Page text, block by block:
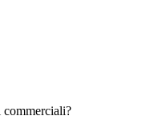
commerciali?